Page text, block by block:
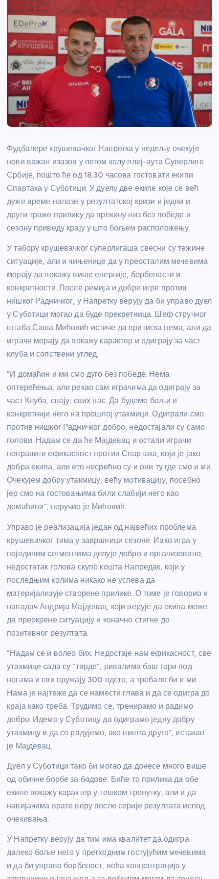
Фудбалере крушевачког Напретка у недељу очекује
нови важан изазов у петом колу плеј-аута Суперлиге
Србије, пошто ће од 18.30 часова гостовати екипи
Спартака у Суботици. У дуелу две екипе које се већ
дуже време налазе у резултатској кризи и једни и
други траже прилику да прекину низ без победе и
сезону приведу крају у што бољем расположењу.
У табору крушевачког суперлигаша свесни су тежине
ситуације, али и чињенице да у преосталим мечевима
морају да покажу више енергије, борбености и
конкретности. После ремија и добре игре против
нишког Радничког, у Напретку верују да би управо дуел
у Суботици могао да буде прекретница. Шеф стручног
штаба Саша Мићовић истиче да притиска нема, али да
играчи морају да покажу карактер и одиграју за част
клуба и сопствени углед.
“И домаћин и ми смо дуго без победе. Нема
оптерећења, али рекао сам играчима да одиграју за
част Клуба, своју, свих нас. Да будемо бољи и
конкретнији него на прошлој утакмици. Одиграли смо
против нишког Радничког добро, недостајали су само
голови. Надам се да ће Мајдевац и остали играчи
поправити ефикасност против Спартака, који је јако
добра екипа, али ето несрећно су и они ту где смо и ми.
Очекујем добру утакмицу, већу мотивацију, посебно
јер смо на гостовањима били слабији него као
домаћини”, поручио је Мићовић.
Управо је реализација један од највећих проблема
крушевачког тима у завршници сезоне. Иако игра у
појединим сегментима делује добро и организовано,
недостатак голова скупо кошта Напредак, који у
последњим колима никако не успева да
материјализује створене прилике. О томе је говорио и
нападач Андрија Мајдевац, који верује да екипа може
да преокрене ситуацију и коначно стигне до
позитивног резултата.
“Надам се и волео бих. Недостаје нам ефикасност, све
утакмице сада су “тврде”, ривалима баш гори под
ногама и сви пружају 300 одсто, а требало би и ми.
Нама је најтеже да се намести глава и да се одигра до
краја како треба. Трудимо се, тренирамо и радимо
добро. Идемо у Суботицу да одиграмо једну добру
утакмицу и да се радујемо, ако ништа друго”, истакао
је Мајдевац.
Дуел у Суботици тако би могао да донесе много више
од обичне борбе за бодове. Биће то прилика да обе
екипе покажу карактер у тешком тренутку, али и да
навијачима врате веру после серије резултата испод
очекивања.
У Напретку верују да тим има квалитет да одигра
далеко боље него у претходним гостујућим мечевима
и да би управо борбеност, већа концентрација у